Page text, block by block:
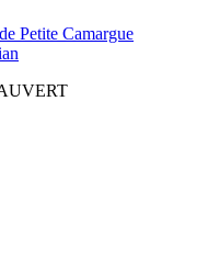
Petite Camargue